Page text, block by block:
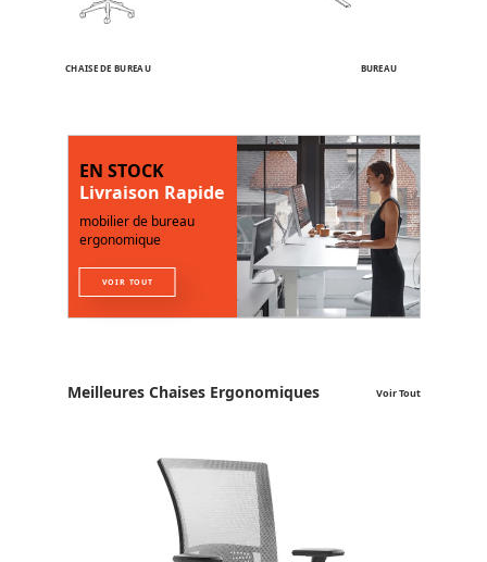
CHAISE DE BUREAU BUREAU
EN STOCK
Livraison Rapide
mobilier de bureau
ergonomique
VOIR TOUT
Meilleures Chaises Ergonomiques Voir Tout